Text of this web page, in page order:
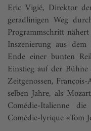
Eric Vigié, Direktor
geradlinigen Weg
Programmschritt
Inszenierung aus
Ende einer bunten
Einstieg auf der
Zeitgenossen,
selben Jahre, als
Comédie-Italienne
Comédie-lyrique «Tom